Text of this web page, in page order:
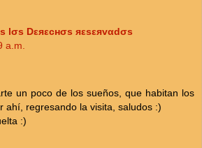
lσs Dεяεcнσs яεsεяvαdσs
a.m.
un poco de los sueños, que habitan los
ahí, regresando la visita, saludos :)
:)